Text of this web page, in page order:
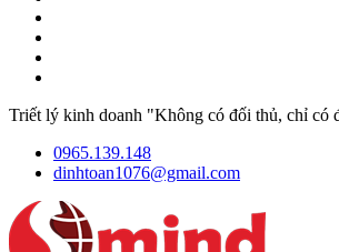
Triết lý kinh doanh "Không có đối thủ, chỉ có
0965.139.148
dinhtoan1076@gmail.com